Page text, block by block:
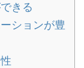
きる
ションが豊